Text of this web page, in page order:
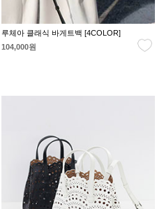
루체아 클래식 바게트백 [4COLOR]
104,000원